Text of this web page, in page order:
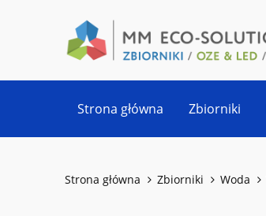
Strona główna Zbiorniki
Strona główna Zbiorniki Woda